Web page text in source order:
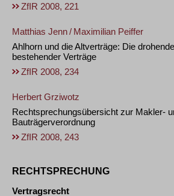
ZfIR 2008, 221
Matthias Jenn/ Maximilian Peiffer
Ahlhorn und die Altverträge: Die
bestehender Verträge
ZfIR 2008, 234
Herbert Grziwotz
Rechtsprechungsübersicht zur Makler-
Bauträgerverordnung
ZfIR 2008, 243
RECHTSPRECHUNG
Vertragsrecht